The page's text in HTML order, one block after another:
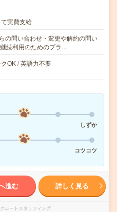
実費支給
の問い合わせ・変更や解約の問い
続利用のためのプラ…
OK / 英語力不要
しずか
コツコツ
進む 詳しく見る
ルートスタッフィング